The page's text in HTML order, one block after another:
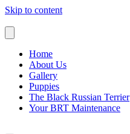
Skip to content
Home
About Us
Gallery
Puppies
The Black Russian Terrier
Your BRT Maintenance